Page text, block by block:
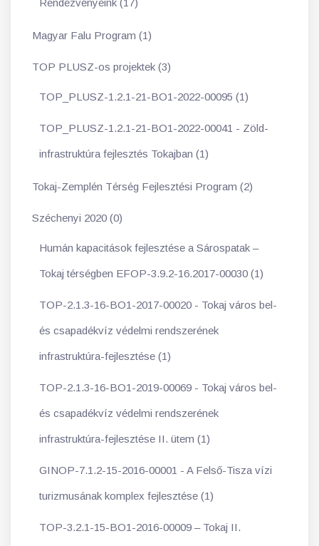
Rendezvényeink (17)
Magyar Falu Program (1)
TOP PLUSZ-os projektek (3)
TOP_PLUSZ-1.2.1-21-BO1-2022-00095 (1)
TOP_PLUSZ-1.2.1-21-BO1-2022-00041 - Zöld-
infrastruktúra fejlesztés Tokajban (1)
Tokaj-Zemplén Térség Fejlesztési Program (2)
Széchenyi 2020 (0)
Humán kapacitások fejlesztése a Sárospatak –
Tokaj térségben EFOP-3.9.2-16.2017-00030 (1)
TOP-2.1.3-16-BO1-2017-00020 - Tokaj város bel-
és csapadékvíz védelmi rendszerének
infrastruktúra-fejlesztése (1)
TOP-2.1.3-16-BO1-2019-00069 - Tokaj város bel-
és csapadékvíz védelmi rendszerének
infrastruktúra-fejlesztése II. ütem (1)
GINOP-7.1.2-15-2016-00001 - A Felső-Tisza vízi
turizmusának komplex fejlesztése (1)
TOP-3.2.1-15-BO1-2016-00009 – Tokaj II.